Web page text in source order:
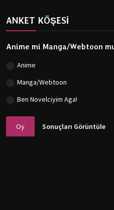
ANKET KÖŞESİ
Anime mi Manga/Webtoon
Anime
Manga/Webtoon
Ben Novelciyim Aga!
Oy Sonuçları Görüntüle